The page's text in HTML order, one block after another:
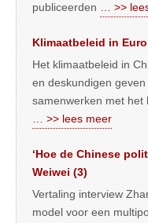
publiceerden … >>
Klimaatbeleid in
Het klimaatbeleid in
en deskundigen
samenwerken met het
… >> lees meer
‘Hoe de Chinese
Weiwei (3)
Vertaling interview
model voor een